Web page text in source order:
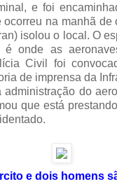
e foi
ocorreu na manhã de
isolou o local. O
é onde as
Civil foi
de imprensa da
administração do
que está
e dois homens